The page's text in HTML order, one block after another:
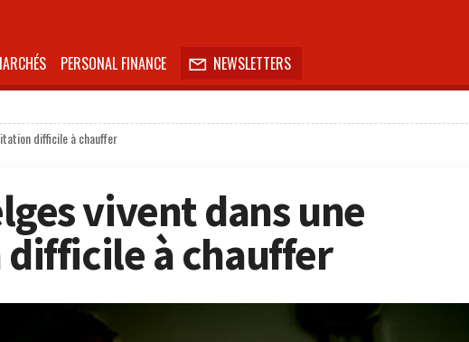
PERSONAL FINANCE  NEWSLETTERS
difficile à chauffer
vivent dans une
à chauffer